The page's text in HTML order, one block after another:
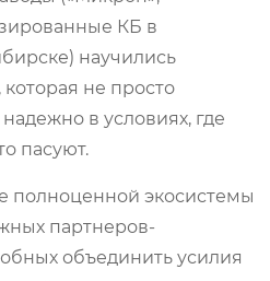
КБ в
научились
не просто
надежно в условиях, где
пасуют.
полноценной экосистемы
партнеров-
объединить усилия